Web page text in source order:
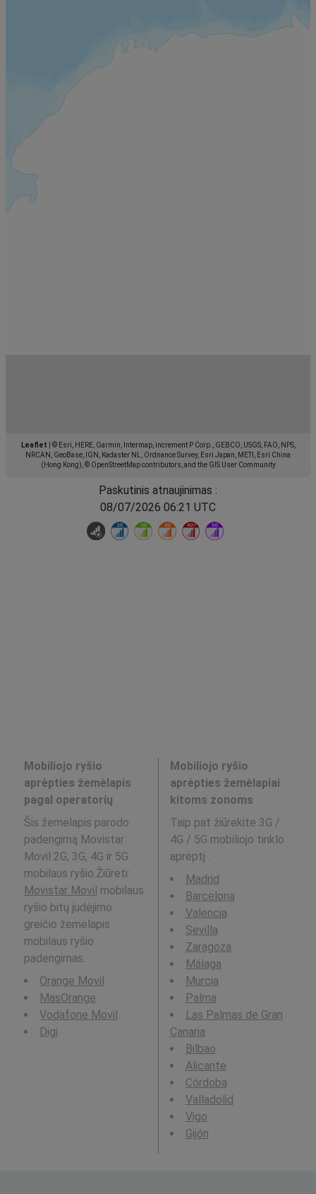
Leaflet
© Esri, HERE, Garmin, Intermap, increment P Corp., GEBCO, USGS, FAO, NPS,
NRCAN, GeoBase, IGN, Kadaster NL, Ordnance Survey, Esri Japan, METI, Esri China
(Hong Kong), © OpenStreetMap contributors, and the GIS User Community
Paskutinis atnaujinimas :
08/07/2026 06:21 UTC
Mobiliojo ryšio
aprėpties žemėlapis
pagal operatorių
Šis žemėlapis parodo
padengimą Movistar
Movil 2G, 3G, 4G ir 5G
mobilaus ryšio.Žiūrėti:
Movistar Movil mobilaus
ryšio bitų judėjimo
greičio žemėlapis
mobilaus ryšio
padengimas.
Orange Movil
MasOrange
Vodafone Movil
Digi
Mobiliojo ryšio
aprėpties žemėlapiai
kitoms zonoms
Taip pat žiūrėkite 3G /
4G / 5G mobiliojo tinklo
aprėptį :
Madrid
Barcelona
Valencia
Sevilla
Zaragoza
Málaga
Murcia
Palma
Las Palmas de Gran
Canaria
Bilbao
Alicante
Córdoba
Valladolid
Vigo
Gijón